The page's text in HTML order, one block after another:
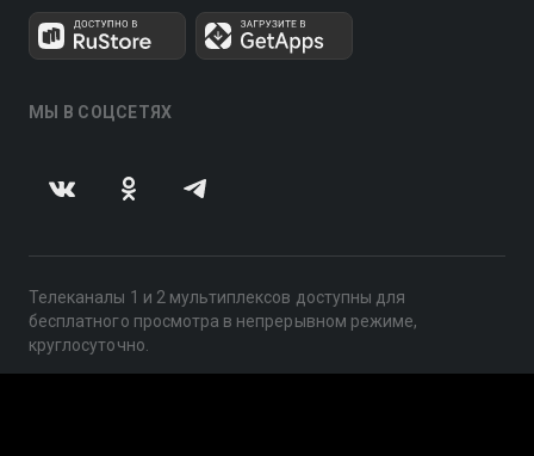
МЫ В СОЦСЕТЯХ
Телеканалы 1 и 2 мультиплексов доступны для
бесплатного просмотра в непрерывном режиме,
круглосуточно.